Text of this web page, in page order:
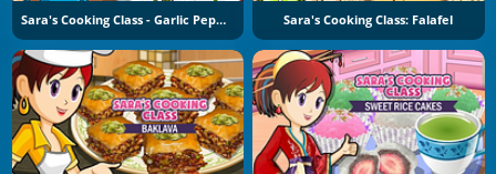
Sara's Cooking Class - Garlic Pepper Shrimp Sara's Cooking Class: Falafel